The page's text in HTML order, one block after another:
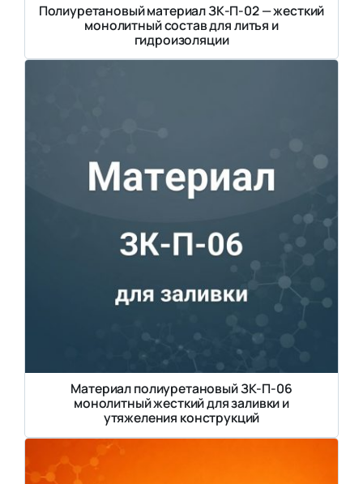
Полиуретановый материал ЗК-П-02 — жесткий
монолитный состав для литья и
гидроизоляции
Материал полиуретановый ЗК-П-06
монолитный жесткий для заливки и
утяжеления конструкций